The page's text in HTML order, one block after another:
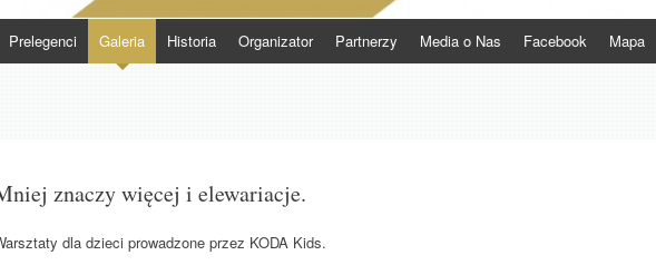
Prelegenci Galeria Historia Organizator Partnerzy Media o Nas Facebook Mapa
znaczy więcej i elewariacje.
dla dzieci prowadzone przez KODA Kids.